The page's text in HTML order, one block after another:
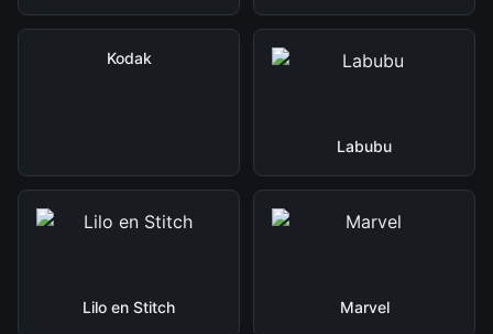
Kodak
Labubu
Lilo en Stitch Marvel